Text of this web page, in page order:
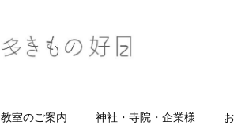
教室のご案内 神社・寺院・企業様